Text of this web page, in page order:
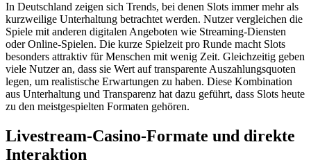
In Deutschland zeigen sich Trends, bei denen Slots immer mehr als
kurzweilige Unterhaltung betrachtet werden. Nutzer vergleichen die
Spiele mit anderen digitalen Angeboten wie Streaming-Diensten
oder Online-Spielen. Die kurze Spielzeit pro Runde macht Slots
besonders attraktiv für Menschen mit wenig Zeit. Gleichzeitig geben
viele Nutzer an, dass sie Wert auf transparente Auszahlungsquoten
legen, um realistische Erwartungen zu haben. Diese Kombination
aus Unterhaltung und Transparenz hat dazu geführt, dass Slots heute
zu den meistgespielten Formaten gehören.
Livestream-Casino-Formate und direkte
Interaktion